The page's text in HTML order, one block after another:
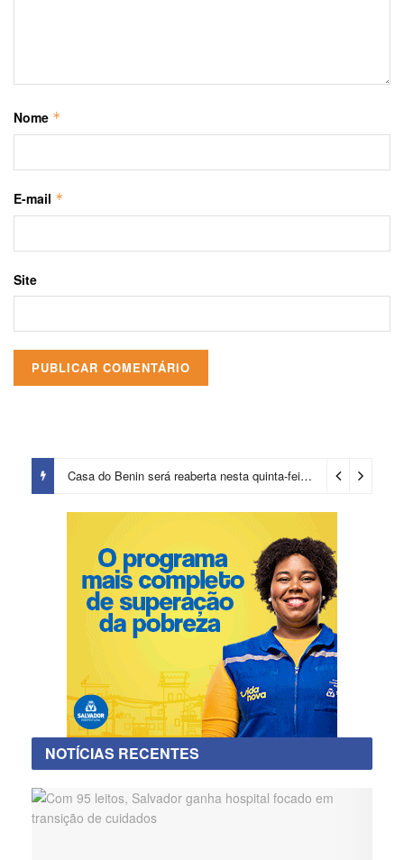
Nome *
E-mail *
Site
Casa do Benin será reaberta nesta quinta-feira (6) 2 dias ago
NOTÍCIAS RECENTES